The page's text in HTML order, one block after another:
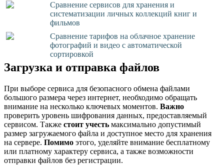
Сравнение сервисов для хранения и
систематизации личных коллекций книг и
фильмов
Сравнение тарифов на облачное хранение
фотографий и видео с автоматической
сортировкой
Загрузка и отправка файлов
При выборе сервиса для безопасного обмена файлами
большого размера через интернет, необходимо обращать
внимание на несколько ключевых моментов. Важно
проверить уровень шифрования данных, предоставляемый
сервисом. Также стоит учесть максимально допустимый
размер загружаемого файла и доступное место для хранения
на сервере. Помимо этого, уделяйте внимание бесплатному
или платному характеру сервиса, а также возможности
отправки файлов без регистрации.